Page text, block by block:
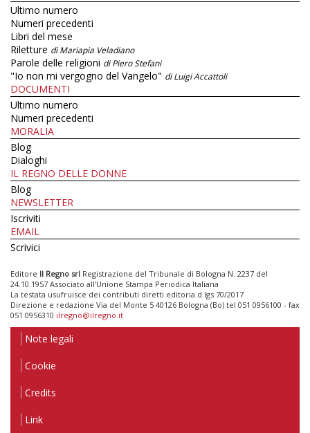
Ultimo numero
Numeri precedenti
Libri del mese
Riletture di Mariapia Veladiano
Parole delle religioni di Piero Stefani
"Io non mi vergogno del Vangelo" di Luigi Accattoli
DOCUMENTI
Ultimo numero
Numeri precedenti
MORALIA
Blog
Dialoghi
IL REGNO DELLE DONNE
Blog
NEWSLETTER
Iscriviti
EMAIL
Scrivici
Editore Il Regno srl Registrazione del Tribunale di Bologna N. 2237 del
24.10.1957 Associato all’Unione Stampa Periodica Italiana
La testata usufruisce dei contributi diretti editoria d.lgs 70/2017
Direzione e redazione Via del Monte 5 40126 Bologna (Bo) tel 051 0956100 - fax
051 0956310 ilregno@ilregno.it
Note legali
Cookie
Credits
Link